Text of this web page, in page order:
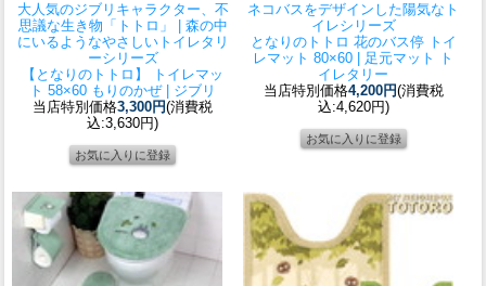
大人気のジブリキャラクター、不
思議な生き物「トトロ」 | 森の中
にいるようなやさしいトイレタリ
ーシリーズ
【となりのトトロ】 トイレマッ
ト 58×60 もりのかぜ | ジブリ
当店特別価格3,300円(消費税
込:3,630円)
ネコバスをデザインした陽気なト
イレシリーズ
となりのトトロ 花のバス停 トイ
レマット 80×60 | 足元マット ト
イレタリー
当店特別価格4,200円(消費税
込:4,620円)